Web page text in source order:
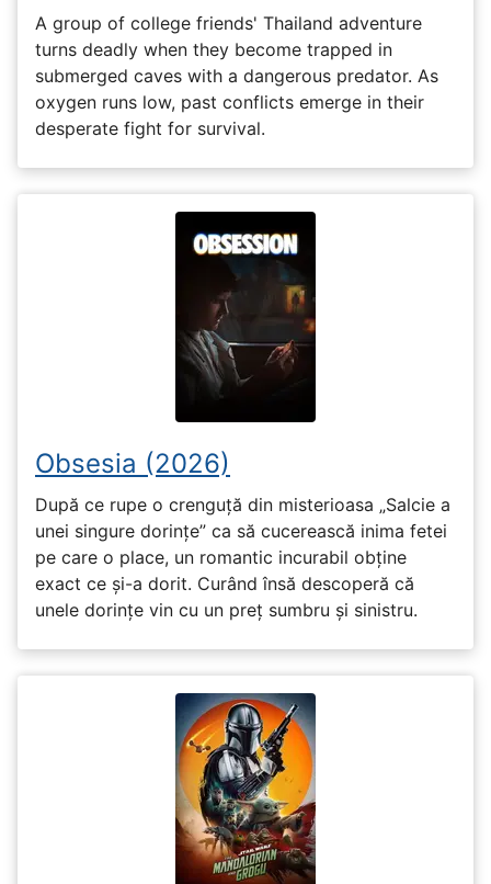
A group of college friends' Thailand adventure
turns deadly when they become trapped in
submerged caves with a dangerous predator. As
oxygen runs low, past conflicts emerge in their
desperate fight for survival.
Obsesia (2026)
După ce rupe o crenguță din misterioasa „Salcie a
unei singure dorințe” ca să cucerească inima fetei
pe care o place, un romantic incurabil obține
exact ce și-a dorit. Curând însă descoperă că
unele dorințe vin cu un preț sumbru și sinistru.